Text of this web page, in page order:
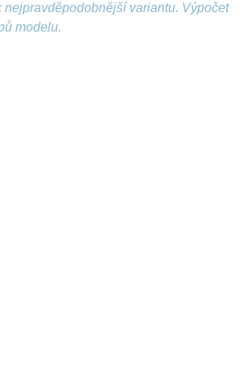
nejpravděpodobnější variantu. Výpočet
modelu.